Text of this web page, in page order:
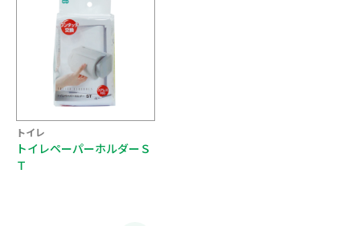
トイレ
トイレペーパーホルダーＳ
Ｔ